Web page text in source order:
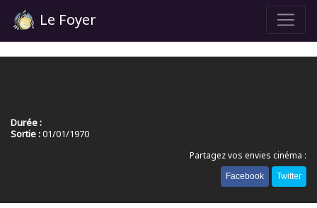
Le Foyer
Durée :
Sortie :01/01/1970
Partagez vos envies cinéma :
Facebook Twitter